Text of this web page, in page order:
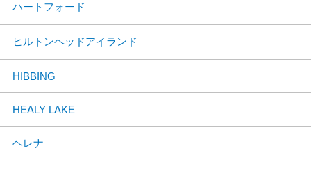
ハートフォード
ヒルトンヘッドアイランド
HIBBING
HEALY LAKE
ヘレナ